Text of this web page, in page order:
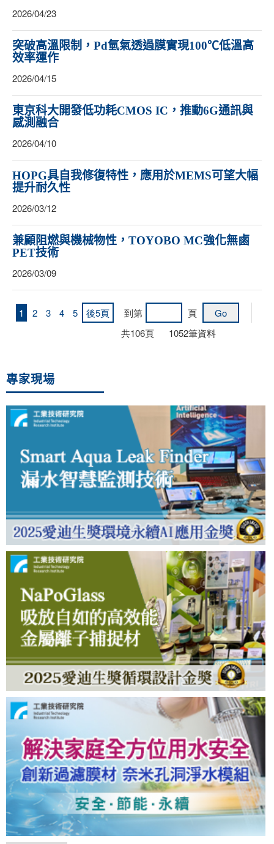
2026/04/23
突破高溫限制，Pd氫氣透過膜實現100℃低溫高
效率運作
2026/04/15
東京科大開發低功耗CMOS IC，推動6G通訊與
感測融合
2026/04/10
HOPG具自我修復特性，應用於MEMS可望大幅
提升耐久性
2026/03/12
兼顧阻燃與機械物性，TOYOBO MC強化無鹵
PET技術
2026/03/09
1 2 3 4 5 後5頁 到第
頁
共106頁 1052筆資料
專家現場